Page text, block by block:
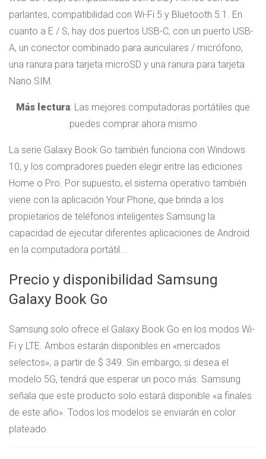
parlantes, compatibilidad con Wi-Fi 5 y Bluetooth 5.1. En
cuanto a E / S, hay dos puertos USB-C, con un puerto USB-
A, un conector combinado para auriculares / micrófono,
una ranura para tarjeta microSD y una ranura para tarjeta
Nano SIM.
Más lectura: Las mejores computadoras portátiles que
puedes comprar ahora mismo
La serie Galaxy Book Go también funciona con Windows
10, y los compradores pueden elegir entre las ediciones
Home o Pro. Por supuesto, el sistema operativo también
viene con la aplicación Your Phone, que brinda a los
propietarios de teléfonos inteligentes Samsung la
capacidad de ejecutar diferentes aplicaciones de Android
en la computadora portátil. .
Precio y disponibilidad Samsung
Galaxy Book Go
Samsung solo ofrece el Galaxy Book Go en los modos Wi-
Fi y LTE. Ambos estarán disponibles en «mercados
selectos», a partir de $ 349. Sin embargo, si desea el
modelo 5G, tendrá que esperar un poco más. Samsung
señala que este producto solo estará disponible «a finales
de este año». Todos los modelos se enviarán en color
plateado.